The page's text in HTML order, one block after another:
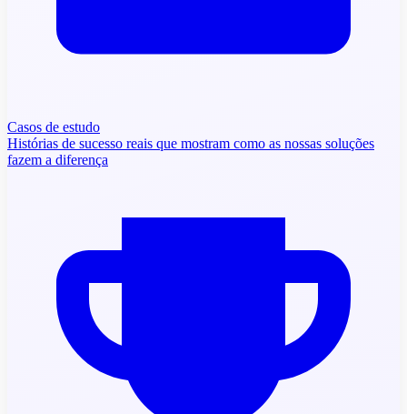
Casos de estudo
Histórias de sucesso reais que mostram como as nossas soluções
fazem a diferença